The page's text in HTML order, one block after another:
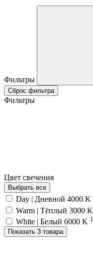
Фильтры
Сброс фильтра
Фильтры
Цвет свечения
Выбрать все
Day | Дневной 4000 K
Warm | Тёплый 3000 K
White | Белый 6000 K 1
Показать 3 товара